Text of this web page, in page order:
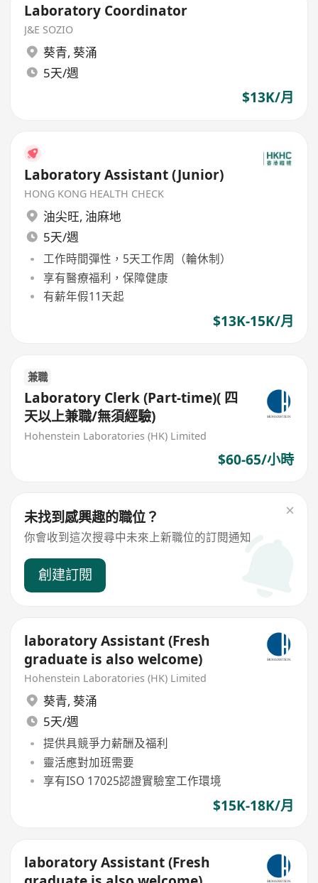
Laboratory Coordinator
J&E SOZIO
葵青, 葵涌
5天/週
$13K/月
Laboratory Assistant (Junior)
HONG KONG HEALTH CHECK
油尖旺, 油麻地
5天/週
工作時間彈性，5天工作周（輪休制）
享有醫療福利，保障健康
有薪年假11天起
$13K-15K/月
兼職
Laboratory Clerk (Part-time)( 四
天以上兼職/無須經驗)
Hohenstein Laboratories (HK) Limited
$60-65/小時
未找到感興趣的職位？
你會收到這次搜尋中未來上新職位的訂閱通知
創建訂閱
laboratory Assistant (Fresh
graduate is also welcome)
Hohenstein Laboratories (HK) Limited
葵青, 葵涌
5天/週
提供具競爭力薪酬及福利
靈活應對加班需要
享有ISO 17025認證實驗室工作環境
$15K-18K/月
laboratory Assistant (Fresh